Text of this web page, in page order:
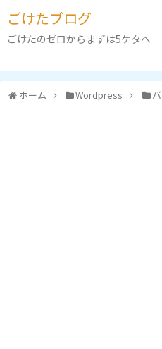
ごけたブログ
ごけたのゼロからまずは5ケタへ
ホーム Wordpress